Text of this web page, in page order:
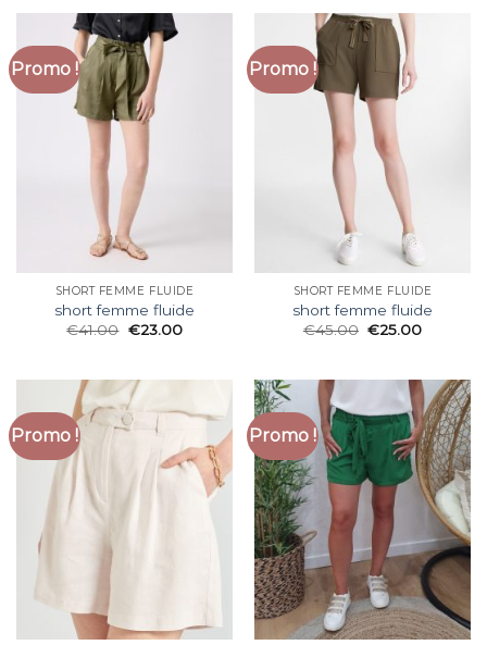
Promo !
SHORT FEMME FLUIDE
short femme fluide
€41.00 €23.00
Promo !
SHORT FEMME FLUIDE
short femme fluide
€45.00 €25.00
Promo ! Promo !